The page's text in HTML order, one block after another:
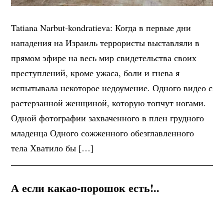
Tatiana Narbut-kondratieva: Когда в первые дни
нападения на Израиль террористы выставляли в
прямом эфире на весь мир свидетельства своих
преступлений, кроме ужаса, боли и гнева я
испытывала некоторое недоумение. Одного видео с
растерзанной женщиной, которую топчут ногами.
Одной фотографии захваченного в плен грудного
младенца Одного сожженного обезглавленного
тела Хватило бы […]
А если какао-порошок есть!..